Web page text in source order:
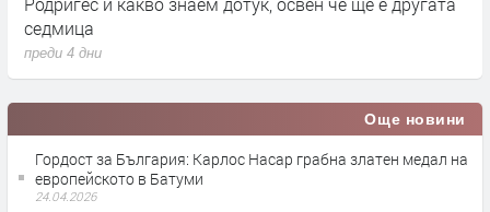
седмица
преди 4 дни
Още новини
Гордост за България: Карлос Насар грабна златен медал на
европейското в Батуми
24.04.2026